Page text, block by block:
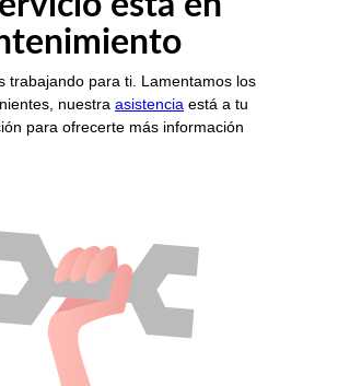
trabajando para ti. Lamentamos los
nuestra asistencia está a tu
para ofrecerte más información